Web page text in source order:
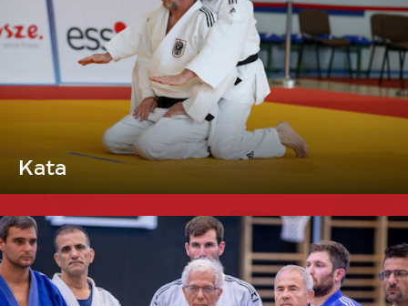
Kata